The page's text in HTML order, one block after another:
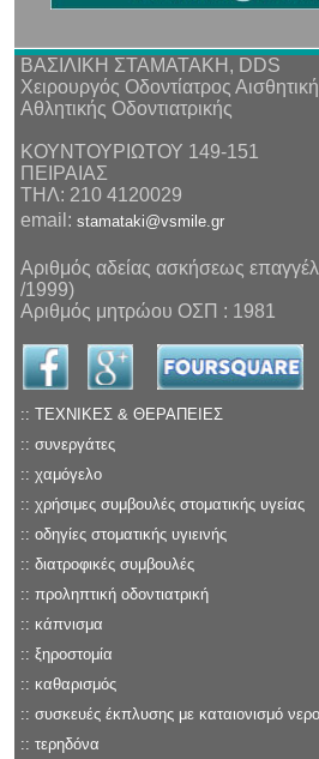
ΒΑΣΙΛΙΚΗ ΣΤΑΜΑΤΑΚΗ, DDS
Χειρουργός Οδοντίατρος
Αθλητικής Οδοντιατρικής
ΚΟΥΝΤΟΥΡΙΩΤΟΥ 149-151
ΠΕΙΡΑΙΑΣ
ΤΗΛ: 210 4120029
email:stamataki@vsmile.gr
Αριθμός αδείας ασκήσεως
/1999)
Αριθμός μητρώου ΟΣΠ : 1981
:: ΤΕΧΝΙΚΕΣ & ΘΕΡΑΠΕΙEΣ
:: συνεργάτες
:: χαμόγελο
:: χρήσιμες συμβουλές στοματικής υγείας
:: οδηγίες στοματικής υγιεινής
:: διατροφικές συμβουλές
:: προληπτική οδοντιατρική
:: κάπνισμα
:: ξηροστομία
:: καθαρισμός
:: συσκευές έκπλυσης με καταιονισμό
:: τερηδόνα